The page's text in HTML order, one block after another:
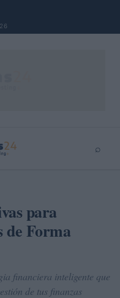
⌕
para
de Forma
financiera inteligente que
de tus finanzas